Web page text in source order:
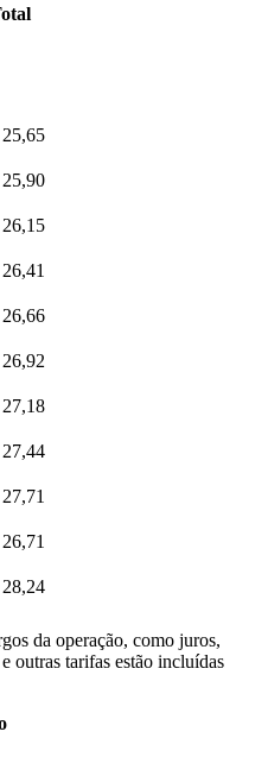
da operação, como juros,
outras tarifas estão incluídas